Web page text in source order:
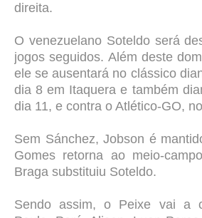
direita.
O venezuelano Soteldo será
jogos seguidos. Além deste
ele se ausentará no clássico
dia 8 em Itaquera e também
dia 11, e contra o Atlético-GO,
Sem Sánchez, Jobson é
Gomes retorna ao meio-
Braga substituiu Soteldo.
Sendo assim, o Peixe vai a